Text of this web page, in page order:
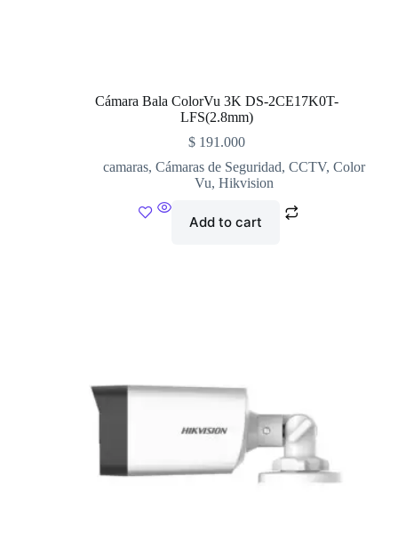
Cámara Bala ColorVu 3K DS-2CE17K0T-
LFS(2.8mm)
$191.000
camaras,Cámaras de Seguridad,CCTV,Color
Vu,Hikvision
Add to cart